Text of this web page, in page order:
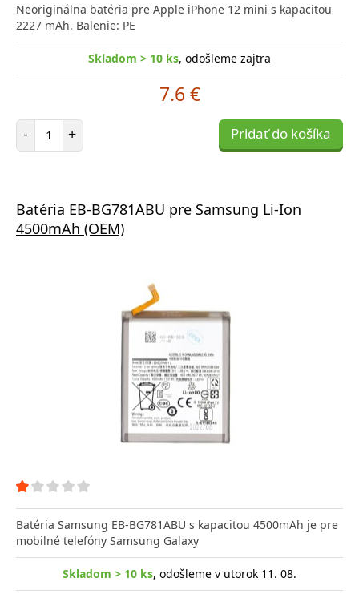
Neoriginálna batéria pre Apple iPhone 12 mini s kapacitou
2227 mAh. Balenie: PE
Skladom > 10 ks, odošleme zajtra
7.6 €
- Počet položiek
+ Pridať do košíka
Batéria EB-BG781ABU pre Samsung Li-Ion
4500mAh (OEM)
Batéria Samsung EB-BG781ABU s kapacitou 4500mAh je pre
mobilné telefóny Samsung Galaxy
Skladom > 10 ks, odošleme v utorok 11. 08.